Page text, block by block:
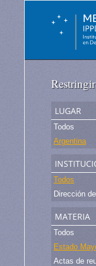
lugar
Todos
Argentina
Todos
materia
Todos
Estado
Actas de